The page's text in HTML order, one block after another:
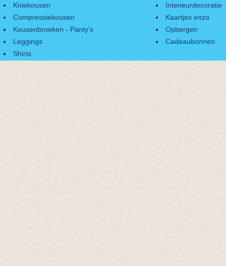
Kniekousen
Compressiekousen
Kousenbroeken - Panty's
Leggings
Shirts
Interieurdecoratie
Kaartjes enzo
Opbergen
Cadeaubonnen